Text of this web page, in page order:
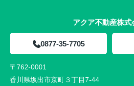
アクア不動産株式
0877-35-7705
〒762-0001
香川県坂出市京町３丁目7-44